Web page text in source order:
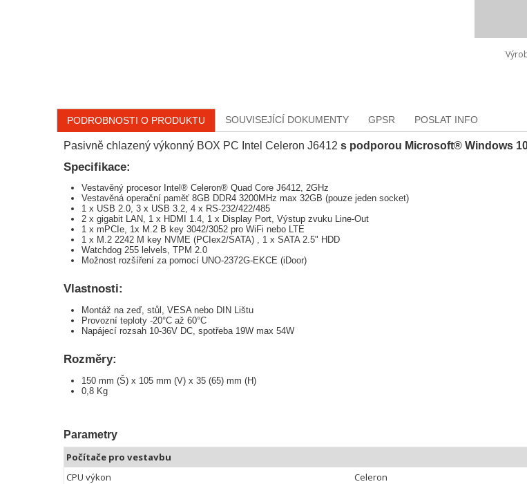
PODROBNOSTI O PRODUKTU SOUVISEJÍCÍ DOKUMENTY GPSR POSLAT INFO
Pasivně chlazený výkonný BOX PC Intel Celeron J6412 s podporou Microsoft® Windows
Specifikace:
Vestavěný procesor Intel® Celeron® Quad Core J6412, 2GHz
Vestavěná operační paměť 8GB DDR4 3200MHz max 32GB (pouze jeden socket)
1 x USB 2.0, 3 x USB 3.2, 4 x RS-232/422/485
2 x gigabit LAN, 1 x HDMI 1.4, 1 x Display Port, Výstup zvuku Line-Out
1 x mPCIe, 1x M.2 B key 3042/3052 pro WiFi nebo LTE
1 x M.2 2242 M key NVME (PCIex2/SATA) , 1 x SATA 2.5" HDD
Watchdog 255 lelvels, TPM 2.0
Možnost rozšíření za pomocí UNO-2372G-EKCE (iDoor)
Vlastnosti:
Montáž na zeď, stůl, VESA nebo DIN Lištu
Provozní teploty -20°C až 60°C
Napájecí rozsah 10-36V DC, spotřeba 19W max 54W
Rozměry:
150 mm (Š) x 105 mm (V) x 35 (65) mm (H)
0,8 Kg
Parametry
Počítače pro vestavbu
CPU výkon
Celeron